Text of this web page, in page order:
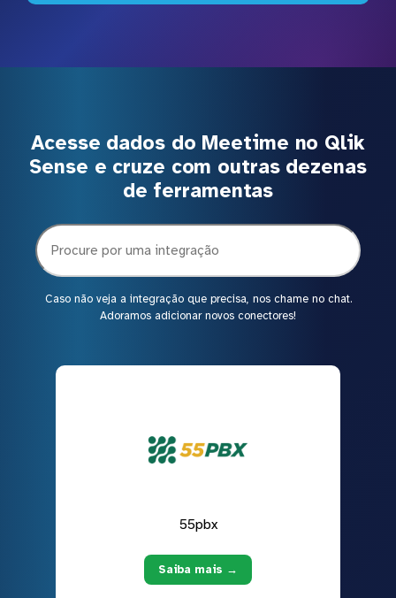
Acesse dados do Meetime no Qlik
Sense e cruze com outras dezenas
de ferramentas
Caso não veja a integração que precisa, nos chame no chat.
Adoramos adicionar novos conectores!
55pbx
Saiba mais →